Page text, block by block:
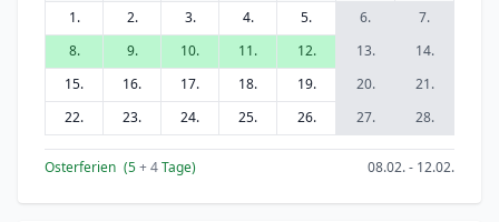
1.
2. 3. 4. 5. 6.
7.
8.
9. 10. 11. 12. 13.
14.
15.
16. 17. 18. 19. 20.
21.
22.
23. 24. 25. 26. 27. 28.
Osterferien (5+ 4Tage) 08.02. - 12.02.